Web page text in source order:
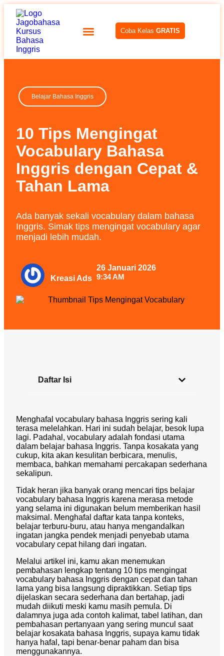
Coba Kelas GRATIS
Belajar Bahasa Inggris
10 Tips Mengingat
Vocabulary Bahasa
Inggris dengan Cepat &
Tahan Lama
Ada banyak sekali vocabulary dalam bahasa
Inggris. Simak tips mengingat vocabulary agar
menjadi lebih mudah.
Kreasi Ads
26 Januari 2026
9:34 AM
Menghafal vocabulary bahasa Inggris sering kali
terasa melelahkan. Hari ini sudah belajar, besok lupa
lagi. Padahal, vocabulary adalah fondasi utama
dalam belajar bahasa Inggris. Tanpa kosakata yang
cukup, kita akan kesulitan berbicara, menulis,
membaca, bahkan memahami percakapan sederhana
sekalipun.
Tidak heran jika banyak orang mencari tips belajar
vocabulary bahasa Inggris karena merasa metode
yang selama ini digunakan belum memberikan hasil
maksimal. Menghafal daftar kata tanpa konteks,
belajar terburu-buru, atau hanya mengandalkan
ingatan jangka pendek menjadi penyebab utama
vocabulary cepat hilang dari ingatan.
Melalui artikel ini, kamu akan menemukan
pembahasan lengkap tentang 10 tips mengingat
vocabulary bahasa Inggris dengan cepat dan tahan
lama yang bisa langsung dipraktikkan. Setiap tips
dijelaskan secara sederhana dan bertahap, jadi
mudah diikuti meski kamu masih pemula. Di
dalamnya juga ada contoh kalimat, tabel latihan, dan
pembahasan pertanyaan yang sering muncul saat
belajar kosakata bahasa Inggris, supaya kamu tidak
hanya hafal, tapi benar-benar paham dan bisa
menggunakannya.
Daftar Isi